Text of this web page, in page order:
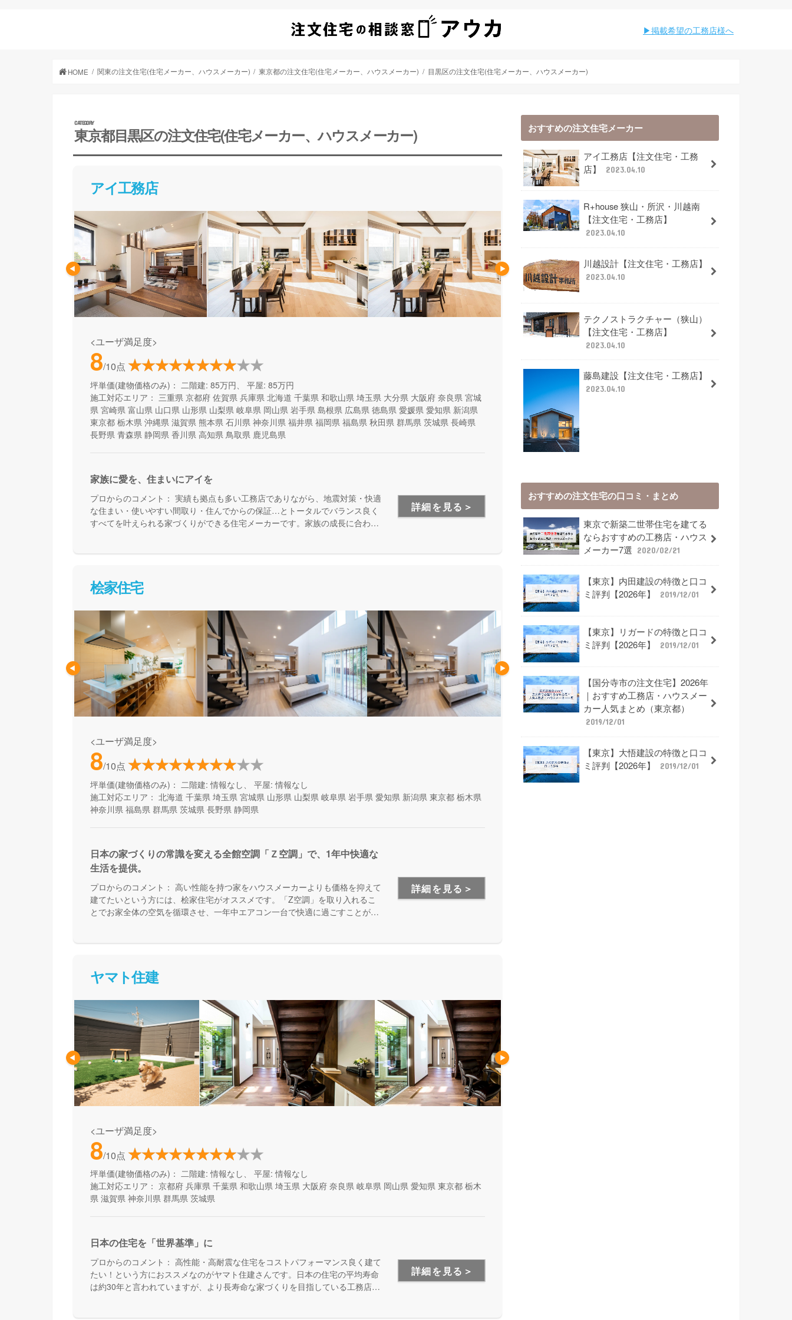
︎︎掲載希望の工務店様へ
HOME 関東の注文住宅(住宅メーカー、ハウスメーカー) 東京都の注文住宅(住宅メーカー、ハウスメーカー) 目黒区の注文住宅(住宅メーカー、ハウスメーカー)
東京都目黒区の注文住宅(住宅メーカー、ハウスメーカー)
アイ工務店
<ユーザ満足度>
8/10点
坪単価(建物価格のみ)： 二階建: 85万円、 平屋: 85万円
施工対応エリア： 三重県 京都府 佐賀県 兵庫県 北海道 千葉県 和歌山県 埼玉県 大分県 大阪府 奈良県 宮城
県 宮崎県 富山県 山口県 山形県 山梨県 岐阜県 岡山県 岩手県 島根県 広島県 徳島県 愛媛県 愛知県 新潟県
東京都 栃木県 沖縄県 滋賀県 熊本県 石川県 神奈川県 福井県 福岡県 福島県 秋田県 群馬県 茨城県 長崎県
長野県 青森県 静岡県 香川県 高知県 鳥取県 鹿児島県
家族に愛を、住まいにアイを
プロからのコメント： 実績も拠点も多い工務店でありながら、地震対策・快適
な住まい・使いやすい間取り・住んでからの保証…とトータルでバランス良く
すべてを叶えられる家づくりができる住宅メーカーです。家族の成長に合わせ
詳細を見る＞
桧家住宅
<ユーザ満足度>
8/10点
坪単価(建物価格のみ)： 二階建: 情報なし、 平屋: 情報なし
施工対応エリア： 北海道 千葉県 埼玉県 宮城県 山形県 山梨県 岐阜県 岩手県 愛知県 新潟県 東京都 栃木県
神奈川県 福島県 群馬県 茨城県 長野県 静岡県
日本の家づくりの常識を変える全館空調「Ｚ空調」で、1年中快適な
生活を提供。
プロからのコメント： 高い性能を持つ家をハウスメーカーよりも価格を抑えて
建てたいという方には、桧家住宅がオススメです。「Z空調」を取り入れるこ
とでお家全体の空気を循環させ、一年中エアコン一台で快適に過ごすことが出
詳細を見る＞
ヤマト住建
<ユーザ満足度>
8/10点
坪単価(建物価格のみ)： 二階建: 情報なし、 平屋: 情報なし
施工対応エリア： 京都府 兵庫県 千葉県 和歌山県 埼玉県 大阪府 奈良県 岐阜県 岡山県 愛知県 東京都 栃木
県 滋賀県 神奈川県 群馬県 茨城県
日本の住宅を「世界基準」に
プロからのコメント： 高性能・高耐震な住宅をコストパフォーマンス良く建て
たい！という方におススメなのがヤマト住建さんです。日本の住宅の平均寿命
は約30年と言われていますが、より長寿命な家づくりを目指している工務店さ
詳細を見る＞
おすすめの注文住宅メーカー
アイ工務店【注文住宅・工務
店】
2023.04.10
R+house 狭山・所沢・川越南
【注文住宅・工務店】
2023.04.10
川越設計【注文住宅・工務店】
2023.04.10
テクノストラクチャー（狭山）
【注文住宅・工務店】
2023.04.10
藤島建設【注文住宅・工務店】
2023.04.10
おすすめの注文住宅の口コミ・まとめ
東京で新築二世帯住宅を建てる
ならおすすめの工務店・ハウス
メーカー7選
2020/02/21
【東京】内田建設の特徴と口コ
ミ評判【2026年】
2019/12/01
【東京】リガードの特徴と口コ
ミ評判【2026年】
2019/12/01
【国分寺市の注文住宅】2026年
｜おすすめ工務店・ハウスメー
カー人気まとめ（東京都）
2019/12/01
【東京】大悟建設の特徴と口コ
ミ評判【2026年】
2019/12/01